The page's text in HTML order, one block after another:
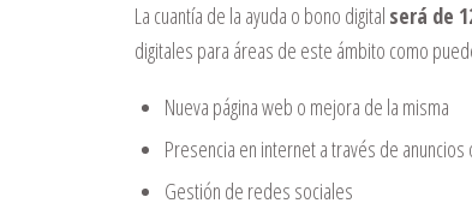
La cuantía de la ayuda o bono digital será de
digitales para áreas de este ámbito como
Nueva página web o mejora de la misma
Presencia en internet a través de
Gestión de redes sociales